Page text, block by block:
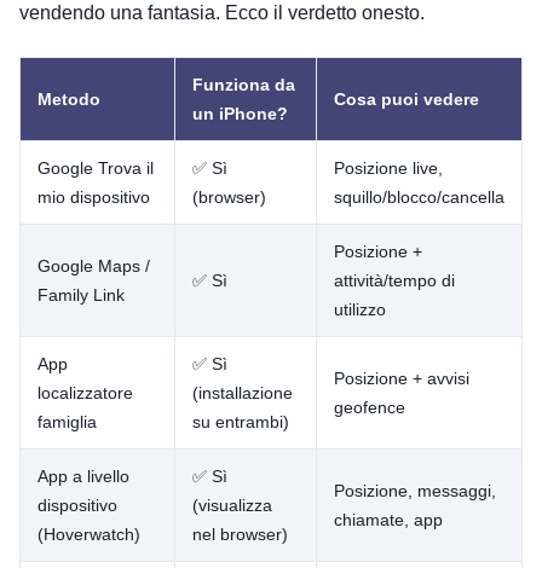
vendendo una fantasia. Ecco il verdetto onesto.
Metodo
Funziona da
un iPhone?
Cosa puoi vedere
Google Trova il
mio dispositivo
✅ Sì
(browser)
Posizione live,
squillo/blocco/cancella
Google Maps /
Family Link
✅ Sì
Posizione +
attività/tempo di
utilizzo
App
localizzatore
famiglia
✅ Sì
(installazione
su entrambi)
Posizione + avvisi
geofence
App a livello
dispositivo
(Hoverwatch)
✅ Sì
(visualizza
nel browser)
Posizione, messaggi,
chiamate, app